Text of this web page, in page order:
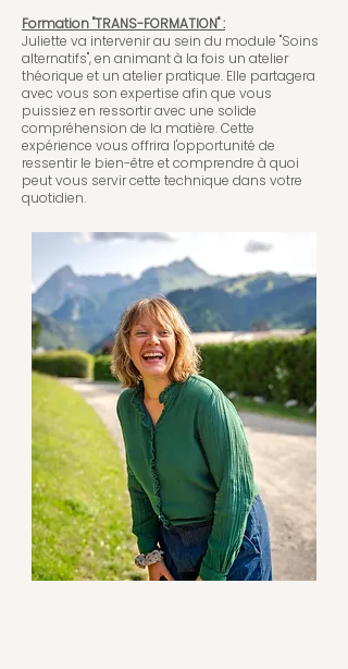
Formation "TRANS-FORMATION" :
Juliette va intervenir au sein du module "Soins
alternatifs", en animant à la fois un atelier
théorique et un atelier pratique. Elle partagera
avec vous son expertise afin que vous
puissiez en ressortir avec une solide
compréhension de la matière. Cette
expérience vous offrira l'opportunité de
ressentir le bien-être et comprendre à quoi
peut vous servir cette technique dans votre
quotidien.